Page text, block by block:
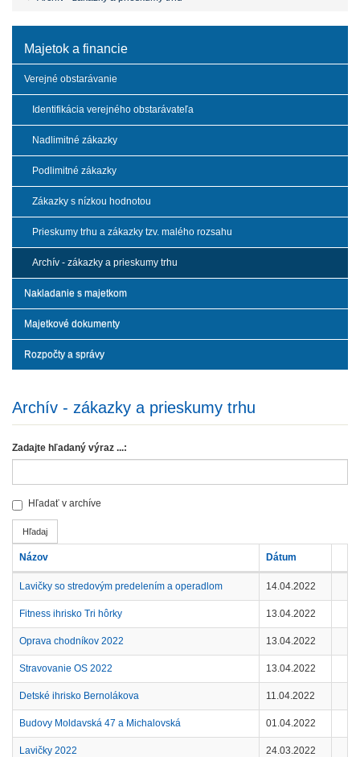
Majetok a financie
Verejné obstarávanie
Identifikácia verejného obstarávateľa
Nadlimitné zákazky
Podlimitné zákazky
Zákazky s nízkou hodnotou
Prieskumy trhu a zákazky tzv. malého rozsahu
Archív - zákazky a prieskumy trhu
Nakladanie s majetkom
Majetkové dokumenty
Rozpočty a správy
Archív - zákazky a prieskumy trhu
Zadajte hľadaný výraz ...:
Hľadať v archíve
trhu
Názov Dátum
Lavičky so stredovým predelením a operadlom 14.04.2022
Fitness ihrisko Tri hôrky 13.04.2022
Oprava chodníkov 2022 13.04.2022
Stravovanie OS 2022 13.04.2022
Detské ihrisko Bernolákova 11.04.2022
Budovy Moldavská 47 a Michalovská 01.04.2022
Lavičky 2022 24.03.2022